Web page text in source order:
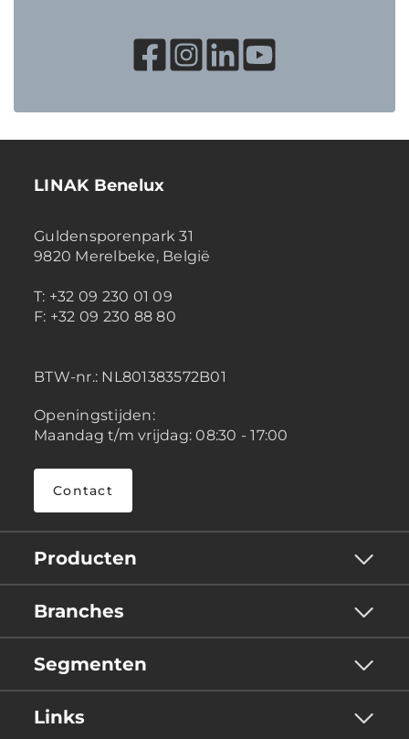
LINAK Benelux
Guldensporenpark 31
9820 Merelbeke, België
T: +32 09 230 01 09
F: +32 09 230 88 80
BTW-nr.: NL801383572B01
Openingstijden:
Maandag t/m vrijdag: 08:30 - 17:00
Contact
Producten
Branches
Segmenten
Links